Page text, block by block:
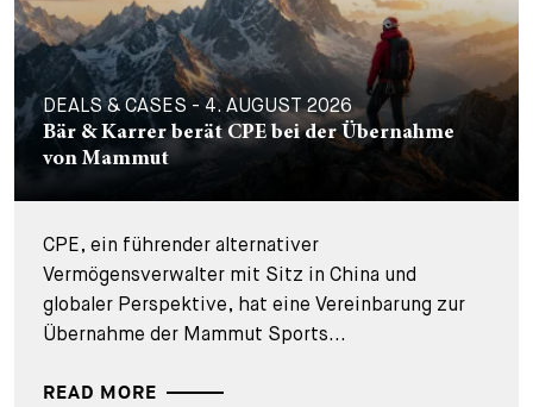
DEALS & CASES - 4. AUGUST 2026
Bär & Karrer berät CPE bei der Übernahme
von Mammut
CPE, ein führender alternativer
Vermögensverwalter mit Sitz in China und
globaler Perspektive, hat eine Vereinbarung zur
Übernahme der Mammut Sports...
READ MORE